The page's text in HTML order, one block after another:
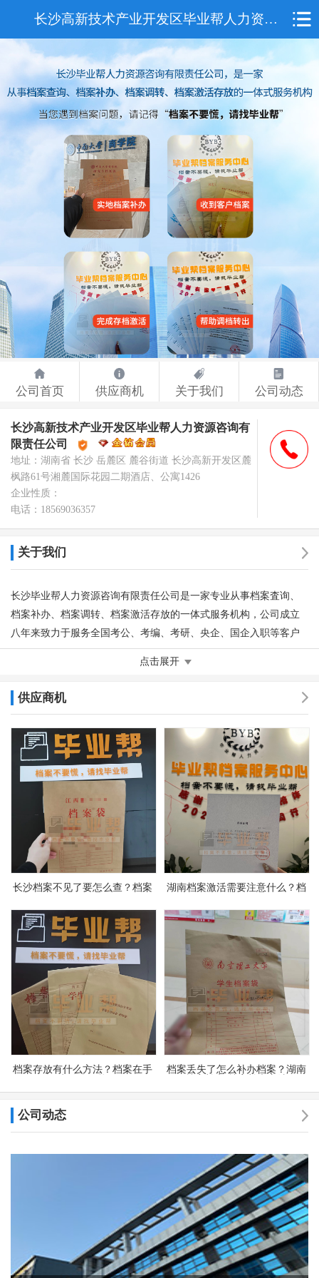
长沙高新技术产业开发区毕业帮人力资源咨询有限责任公司
公司首页 供应商机 关于我们 公司动态
荣誉认证
长沙高新技术产业开发区毕业帮人力资源咨询有
限责任公司
地址：湖南省 长沙 岳麓区 麓谷街道 长沙高新开发区麓
枫路61号湘麓国际花园二期酒店、公寓1426
企业性质：
电话：18569036357
关于我们
长沙毕业帮人力资源咨询有限责任公司是一家专业从事档案査询、
档案补办、档案调转、档案激活存放的一体式服务机构，公司成立
八年来致力于服务全国考公、考编、考研、央企、国企入职等客户
群体，我们有专业的团队、优质的服务，有效为客户解决了没时
间、没效率、请假难、办事慢、开销大等问题。同时办事过程全程
与客户沟通..
主营产品或服务:公司主要经营档案服务,报到证改派,档案补办,档案
存放,档案激活,档案查询,档案查找,档案托管,档案调取
点击展开
供应商机
长沙档案不见了要怎么查？档案
湖南档案激活需要注意什么？档
档案存放有什么方法？档案在手
档案丢失了怎么补办档案？湖南
公司动态